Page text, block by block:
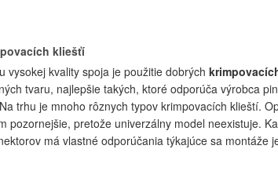
kliešťí
vysokej kvality spoja je použitie dobrých
tvaru, najlepšie takých, ktoré odporúča výrobca
trhu je mnoho rôznych typov krimpovacích klieští.
pozornejšie, pretože univerzálny model neexistuje.
má vlastné odporúčania týkajúce sa montáže